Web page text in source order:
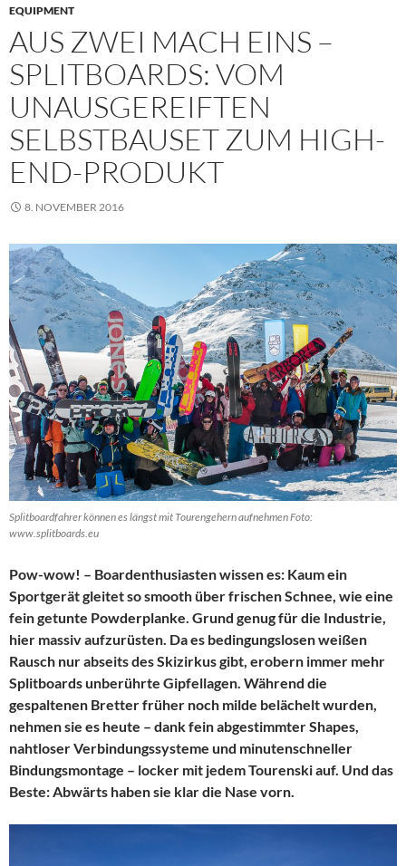
EQUIPMENT
AUS ZWEI MACH EINS –
SPLITBOARDS: VOM
UNAUSGEREIFTEN
SELBSTBAUSET ZUM HIGH-
END-PRODUKT
8. NOVEMBER 2016
Splitboardfahrer können es längst mit Tourengehern aufnehmen Foto:
www.splitboards.eu
Pow-wow! – Boardenthusiasten wissen es: Kaum ein
Sportgerät gleitet so smooth über frischen Schnee, wie eine
fein getunte Powderplanke. Grund genug für die Industrie,
hier massiv aufzurüsten. Da es bedingungslosen weißen
Rausch nur abseits des Skizirkus gibt, erobern immer mehr
Splitboards unberührte Gipfellagen. Während die
gespaltenen Bretter früher noch milde belächelt wurden,
nehmen sie es heute – dank fein abgestimmter Shapes,
nahtloser Verbindungssysteme und minutenschneller
Bindungsmontage – locker mit jedem Tourenski auf. Und das
Beste: Abwärts haben sie klar die Nase vorn.